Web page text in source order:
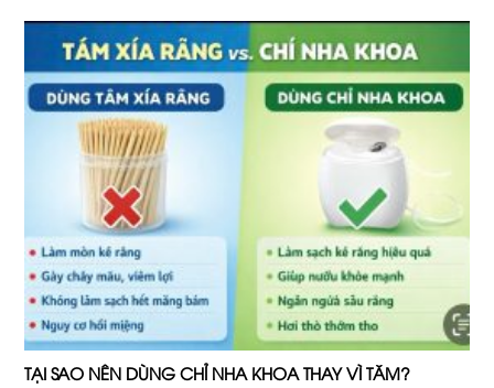
TẠI SAO NÊN DÙNG CHỈ NHA KHOA THAY VÌ TĂM?